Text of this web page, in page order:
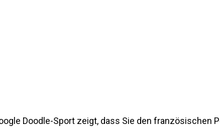
Doodle-Sport zeigt, dass Sie den französischen